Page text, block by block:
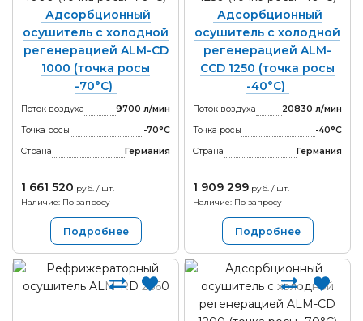
Адсорбционный
осушитель с холодной
регенерацией ALM-CD
1000 (точка росы
-70°С)
Поток воздуха
9700 л/мин
Точка росы
-70°С
Страна
Германия
1 661 520 руб. / шт.
Наличие: По запросу
Подробнее
Адсорбционный
осушитель с холодной
регенерацией ALM-
CCD 1250 (точка росы
-40°С)
Поток воздуха
20830 л/мин
Точка росы
-40°С
Страна
Германия
1 909 299 руб. / шт.
Наличие: По запросу
Подробнее